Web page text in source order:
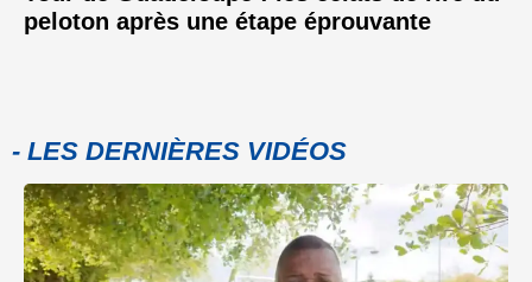
peloton après une étape éprouvante
- LES DERNIÈRES VIDÉOS